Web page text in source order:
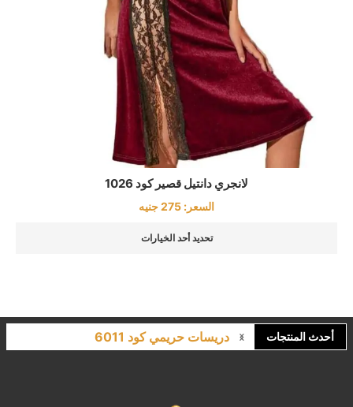
لانجري دانتيل قصير كود 1026
السعر: 275جنيه
تحديد أحد الخيارات
أحدث المنتجات
دريسات حريمي كود 6011